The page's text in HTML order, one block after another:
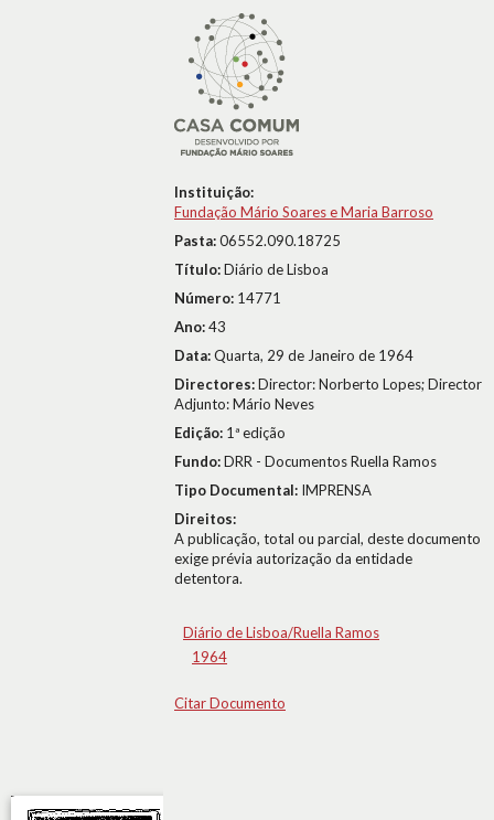
Instituição:
Fundação Mário Soares e Maria Barroso
Pasta:06552.090.18725
Título:Diário de Lisboa
Número: 14771
Ano:43
Data:Quarta, 29 de Janeiro de 1964
Directores:Director: Norberto Lopes; Director
Adjunto: Mário Neves
Edição: 1ª edição
Fundo:DRR - Documentos Ruella Ramos
Tipo Documental: IMPRENSA
Direitos:
A publicação, total ou parcial, deste documento
exige prévia autorização da entidade
detentora.
Diário de Lisboa/Ruella Ramos
1964
Citar Documento